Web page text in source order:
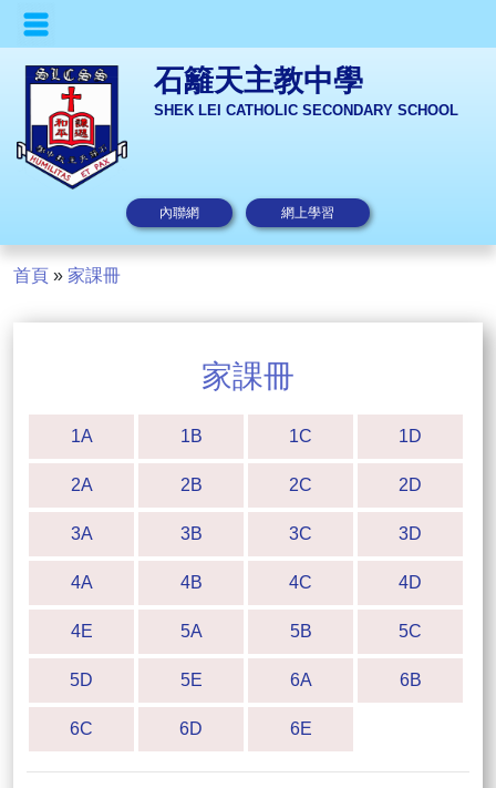
石籬天主教中學
SHEK LEI CATHOLIC SECONDARY SCHOOL
內聯網 網上學習
首頁 » 家課冊
家課冊
1A 1B 1C 1D
2A 2B 2C 2D
3A 3B 3C 3D
4A 4B 4C 4D
4E 5A 5B 5C
5D 5E 6A 6B
6C 6D 6E